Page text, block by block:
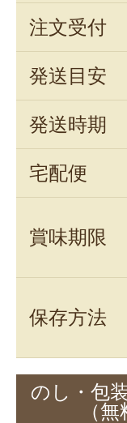
注文受付
発送目安
発送時期
宅配便
賞味期限
保存方法
のし・包
（無